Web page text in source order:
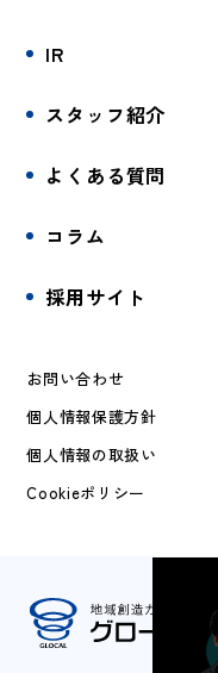
IR
スタッフ紹介
よくある質問
コラム
採用サイト
お問い合わせ
個人情報保護方針
個人情報の取扱い
Cookieポリシー